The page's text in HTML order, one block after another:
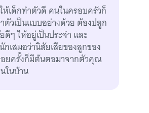
ห้เด็กทำตัวดี คนในครอบครัวก็
ตัวเป็นแบบอย่างด้วย ต้องปลูก
ดีๆ ให้อยู่เป็นประจำ และ
กเสมอว่านิสัยเสียของลูกของ
ยครั้งก็มีต้นตอมาจากตัวคุณ
ในบ้าน